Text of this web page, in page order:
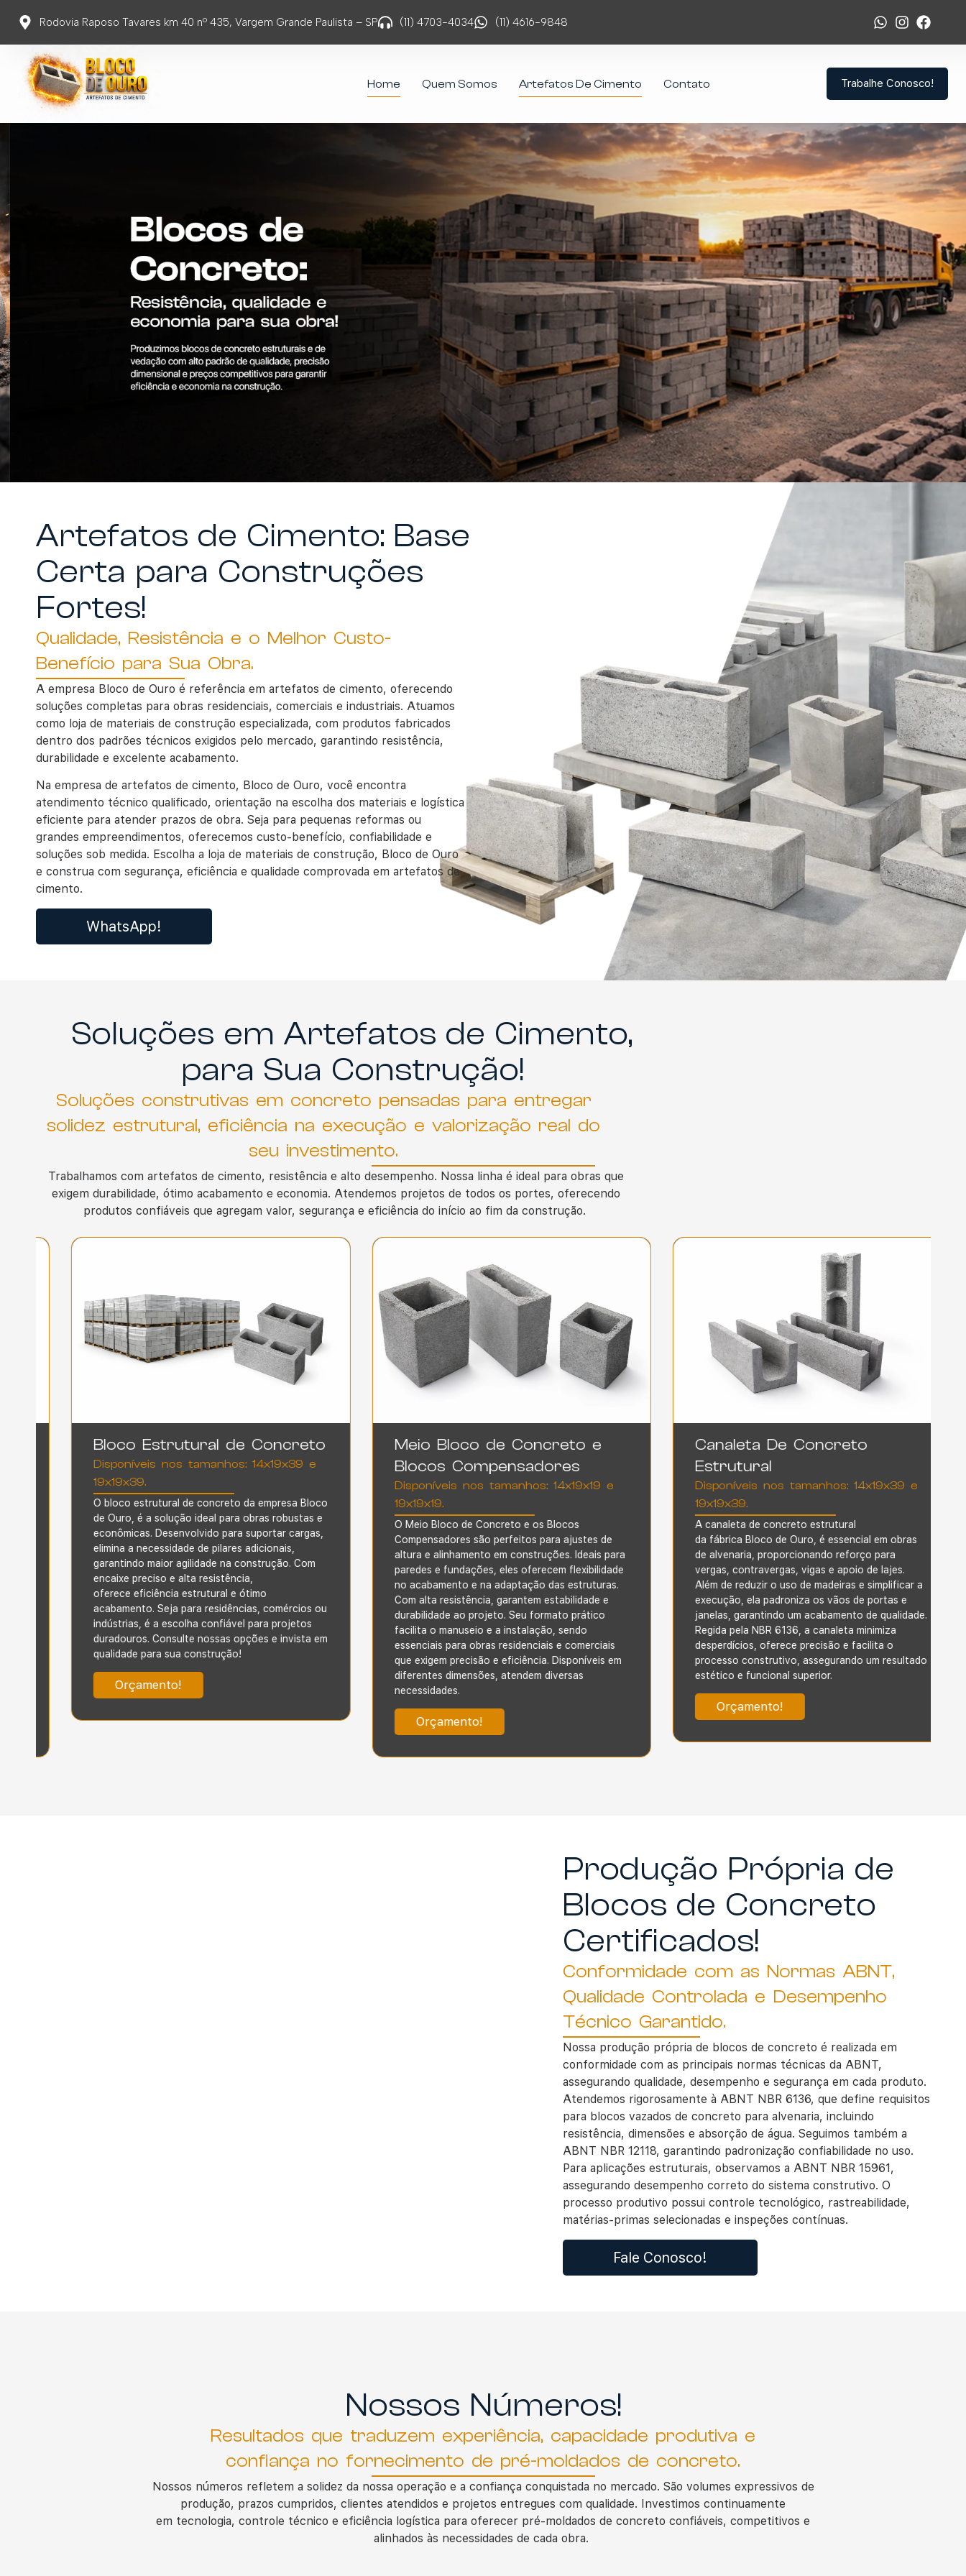
Rodovia Raposo Tavares km 40 nº 435, Vargem Grande Paulista – SP (11) 4703-4034 (11) 4616-9848
Home Quem Somos Artefatos De Cimento Contato Trabalhe Conosco!
Artefatos de Cimento: Base
Certa para Construções
Fortes!
Qualidade, Resistência e o Melhor Custo-
Benefício para Sua Obra.
Aempresa Bloco de Ouro é referência emartefatos de cimento, oferecendo
soluções completas para obras residenciais, comerciais e industriais. Atuamos
como loja de materiais de construção especializada, com produtos fabricados
dentro dos padrões técnicos exigidos pelo mercado, garantindo resistência,
durabilidade e excelente acabamento.
Na empresa deartefatos de cimento, Bloco de Ouro, você encontra
atendimento técnico qualificado, orientação na escolha dos materiais e logística
eficiente para atender prazos de obra. Seja para pequenas reformas ou
grandes empreendimentos, oferecemos custo-benefício, confiabilidade e
soluções sob medida. Escolha a loja de materiais de construção, Bloco de Ouro
e construa com segurança, eficiência e qualidade comprovada em artefatos de
cimento.
WhatsApp!
Soluções em Artefatos de Cimento,
para Sua Construção!
Soluções construtivas em concreto pensadas para entregar
solidez estrutural, eficiência na execução e valorização real do
seu investimento.
Trabalhamos com artefatos de cimento, resistência e alto desempenho. Nossa linha é ideal para obras que
exigem durabilidade, ótimo acabamento e economia. Atendemos projetos de todos os portes, oferecendo
produtos confiáveis que agregam valor, segurança e eficiência do início ao fim da construção.
Bloco Estrutural de Concreto
Disponíveis nos tamanhos: 14x19x39 e
19x19x39.
O bloco estrutural de concretoda empresa Bloco
de Ouro,é a solução ideal para obras robustas e
econômicas. Desenvolvido para suportar cargas,
elimina a necessidade de pilares adicionais,
garantindo maior agilidade na construção. Com
encaixe preciso e alta resistência,
ofereceeficiência estrutural e ótimo
acabamento. Seja para residências, comércios ou
indústrias, é a escolha confiável para projetos
duradouros. Consulte nossas opções e invista em
qualidade para sua construção!
Orçamento!
Meio Bloco de Concreto e
Blocos Compensadores
Disponíveis nos tamanhos: 14x19x19 e
19x19x19.
O Meio Bloco de Concreto e os Blocos
Compensadores são perfeitos para ajustes de
altura e alinhamento em construções. Ideais para
paredes e fundações, eles oferecem flexibilidade
no acabamento e na adaptação das estruturas.
Com alta resistência, garantem estabilidade e
durabilidade ao projeto. Seu formato prático
facilita o manuseio e a instalação, sendo
essenciais para obras residenciais e comerciais
que exigem precisão e eficiência. Disponíveis em
diferentes dimensões, atendem diversas
necessidades.
Orçamento!
Canaleta De Concreto
Estrutural
Disponíveis nos tamanhos: 14x19x39 e
19x19x39.
A canaleta de concreto estrutural
fábricaBloco de Ouro,é essencial em obras
de alvenaria, proporcionando reforço para
vergas,contravergas, vigas e apoio de lajes.
Além de reduzir o uso de madeiras e simplificar a
execução, ela padroniza os vãos de portas e
janelas, garantindo um acabamento de qualidade.
Regida pela NBR 6136, a canaleta minimiza
desperdícios, oferece precisão e facilita o
processo construtivo, assegurando um resultado
estético e funcional superior.
Orçamento!
Produção Própria de
Blocos de Concreto
Certificados!
Conformidade com as Normas ABNT,
Qualidade Controlada e Desempenho
Técnico Garantido.
Nossa produção própria de blocos de concreto é realizada em
conformidade com as principais normas técnicas da ABNT,
assegurando qualidade, desempenho e segurança em cada produto.
Atendemos rigorosamente à ABNT NBR 6136, que define requisitos
para blocos vazados de concreto para alvenaria, incluindo
resistência, dimensões e absorção de água. Seguimos também a
ABNT NBR 12118, garantindo padronização confiabilidade no uso.
Para aplicações estruturais, observamos a ABNT NBR 15961,
assegurando desempenho correto do sistema construtivo. O
processo produtivo possui controle tecnológico, rastreabilidade,
matérias-primas selecionadas e inspeções contínuas.
Fale Conosco!
Nossos Números!
Resultados que traduzem experiência, capacidade produtiva e
confiança no fornecimento de pré-moldados de concreto.
Nossos números refletem a solidez da nossa operação e a confiança conquistada no mercado. São volumes expressivos de
produção, prazos cumpridos, clientes atendidos e projetos entregues com qualidade. Investimos continuamente
em tecnologia, controle técnico e eficiência logística para oferecer pré-moldados de concreto confiáveis, competitivos e
alinhados às necessidades de cada obra.